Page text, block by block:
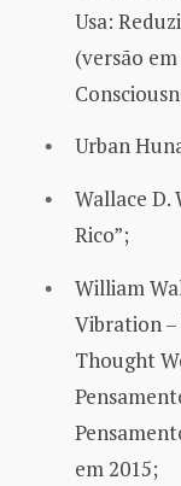
Usa:
(versão
Urban
Wallace D.
Rico”;
William
Vibration
Thought
em 2015;